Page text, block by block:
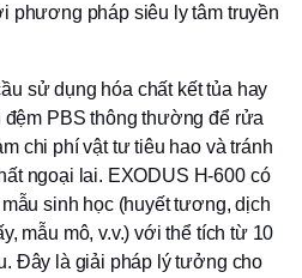
phương pháp siêu ly tâm truyền
sử dụng hóa chất kết tủa hay
đệm PBS thông thường để rửa
chi phí vật tư tiêu hao và tránh
ngoại lai. EXODUS H-600 có
sinh học (huyết tương, dịch
mẫu mô, v.v.) với thể tích từ 10
Đây là giải pháp lý tưởng cho